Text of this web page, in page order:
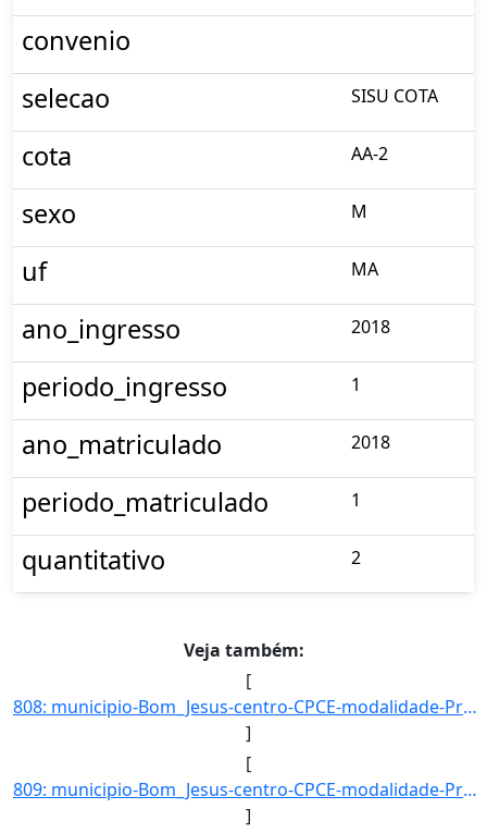
convenio
selecao
SISU COTA
cota AA-2
sexo M
uf MA
ano_ingresso 2018
periodo_ingresso 1
ano_matriculado 2018
periodo_matriculado 1
quantitativo 2
Veja também:
[
808: municipio-Bom_Jesus-centro-CPCE-modalidade-Presencial-convenio--selecao-SISU_COTA-cota-AA-3-sexo-M-u]
]
[
809: municipio-Bom_Jesus-centro-CPCE-modalidade-Presencial-convenio--selecao-SISU_COTA-cota-AA-4-sexo-F-u]
]